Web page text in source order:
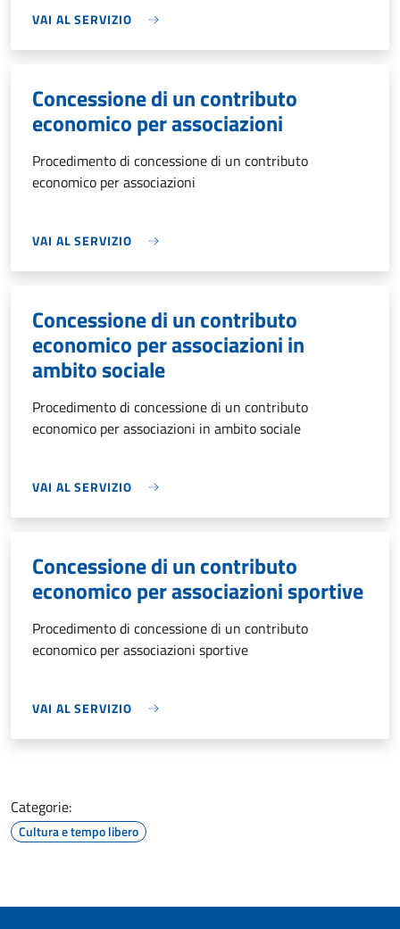
VAI AL SERVIZIO
Concessione di un contributo
economico per associazioni
Procedimento di concessione di un contributo
economico per associazioni
VAI AL SERVIZIO
Concessione di un contributo
economico per associazioni in
ambito sociale
Procedimento di concessione di un contributo
economico per associazioni in ambito sociale
VAI AL SERVIZIO
Concessione di un contributo
economico per associazioni sportive
Procedimento di concessione di un contributo
economico per associazioni sportive
VAI AL SERVIZIO
Categorie:
Cultura e tempo libero